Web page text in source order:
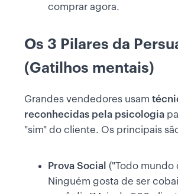
comprar agora.
Os 3 Pilares da
(Gatilhos mentais)
Grandes vendedores usam
reconhecidas pela psicologia
"sim" do cliente. Os principais
Prova Social ("Todo mundo
Ninguém gosta de ser